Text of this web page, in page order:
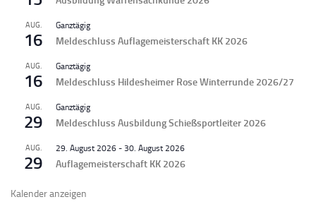
AUG.
16
Ganztägig
Meldeschluss Auflagemeisterschaft KK 2026
AUG.
16
Ganztägig
Meldeschluss Hildesheimer Rose Winterrunde 2026/27
AUG.
29
Ganztägig
Meldeschluss Ausbildung Schießsportleiter 2026
AUG.
29
29. August 2026 - 30. August 2026
Auflagemeisterschaft KK 2026
Kalender anzeigen